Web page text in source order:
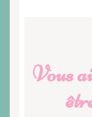
Vous